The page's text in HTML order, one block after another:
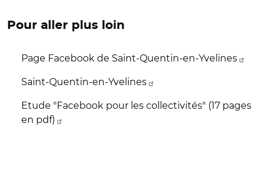
Pour aller plus loin
Page Facebook de Saint-Quentin-en-Yvelines
Saint-Quentin-en-Yvelines
Etude "Facebook pour les collectivités" (17 pages
en pdf)